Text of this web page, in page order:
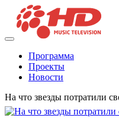
Программа
Проекты
Новости
На что звезды потратили